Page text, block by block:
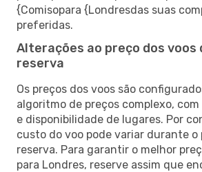
{Comisopara {Londresdas suas
preferidas.
Alterações ao preço dos voos
reserva
Os preços dos voos são
algoritmo de preços complexo,
e disponibilidade de lugares. Por
custo do voo pode variar durante o
reserva. Para garantir o melhor
para Londres, reserve assim que